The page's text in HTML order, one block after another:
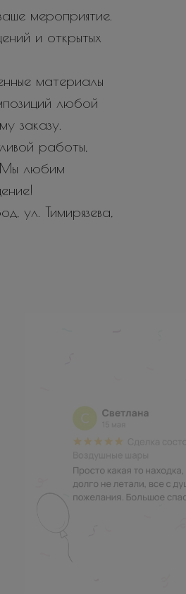
мероприятие.
и открытых
материалы
любой
заказу.
работы,
Мы любим
ул. Тимирязева,